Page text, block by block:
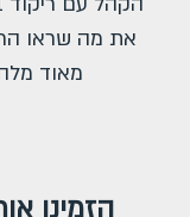
את מה שראו
מאוד